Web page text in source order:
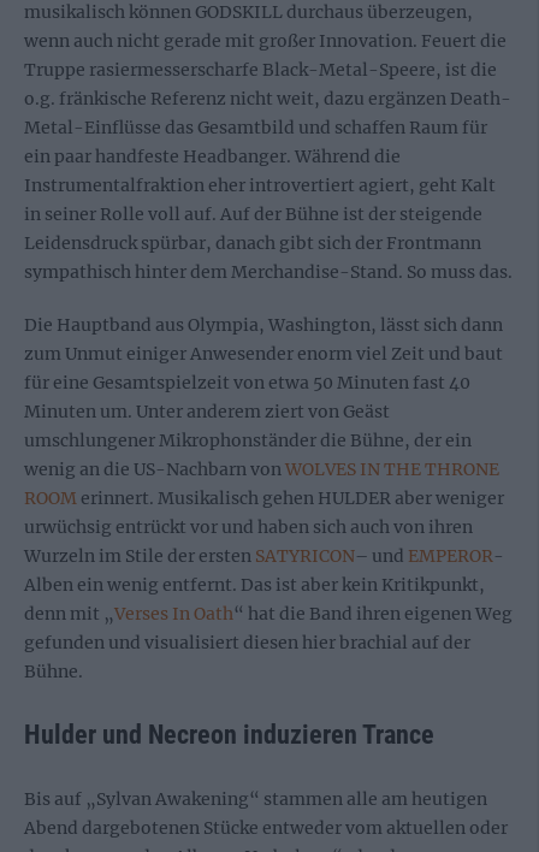
musikalisch können GODSKILL durchaus überzeugen,
wenn auch nicht gerade mit großer Innovation. Feuert die
Truppe rasiermesserscharfe Black-Metal-Speere, ist die
o.g. fränkische Referenz nicht weit, dazu ergänzen Death-
Metal-Einflüsse das Gesamtbild und schaffen Raum für
ein paar handfeste Headbanger. Während die
Instrumentalfraktion eher introvertiert agiert, geht Kalt
in seiner Rolle voll auf. Auf der Bühne ist der steigende
Leidensdruck spürbar, danach gibt sich der Frontmann
sympathisch hinter dem Merchandise-Stand. So muss das.
Die Hauptband aus Olympia, Washington, lässt sich dann
zum Unmut einiger Anwesender enorm viel Zeit und baut
für eine Gesamtspielzeit von etwa 50 Minuten fast 40
Minuten um. Unter anderem ziert von Geäst
umschlungener Mikrophonständer die Bühne, der ein
wenig an die US-Nachbarn vonWOLVES IN THE THRONE
ROOM erinnert. Musikalisch gehen HULDER aber weniger
urwüchsig entrückt vor und haben sich auch von ihren
Wurzeln im Stile der ersten SATYRICON– und EMPEROR-
Alben ein wenig entfernt. Das ist aber kein Kritikpunkt,
denn mit „Verses In Oath“ hat die Band ihren eigenen Weg
gefunden und visualisiert diesen hier brachial auf der
Bühne.
Hulder und Necreon induzieren Trance
Bis auf „Sylvan Awakening“ stammen alle am heutigen
Abend dargebotenen Stücke entweder vom aktuellen oder